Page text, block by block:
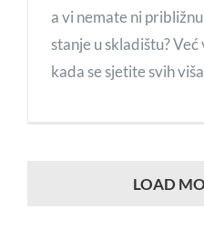
a vi nemate ni
stanje u skladištu?
kada se sjetite svih
LOAD